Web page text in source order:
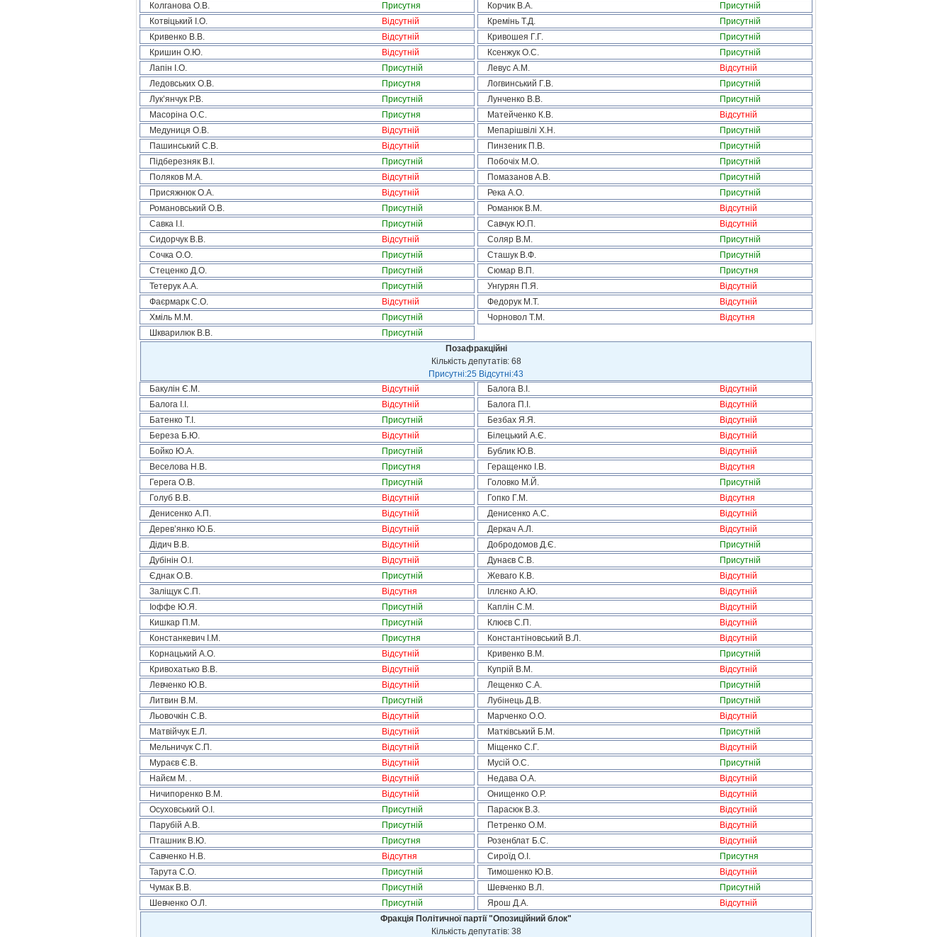
Колганова О.В.
Присутня Корчик В.А.
Присутній
Котвіцький І.О.
Відсутній Кремінь Т.Д.
Присутній
Кривенко В.В.
Відсутній Кривошея Г.Г.
Присутній
Кришин О.Ю.
Відсутній Ксенжук О.С.
Присутній
Лапін І.О.
Присутній Левус А.М.
Відсутній
Ледовських О.В.
Присутня Логвинський Г.В.
Присутній
Лук’янчук Р.В.
Присутній Лунченко В.В.
Присутній
Масоріна О.С.
Присутня Матейченко К.В.
Відсутній
Медуниця О.В.
Відсутній Мепарішвілі Х.Н.
Присутній
Пашинський С.В.
Відсутній Пинзеник П.В.
Присутній
Підберезняк В.І.
Присутній Побочіх М.О.
Присутній
Поляков М.А.
Відсутній Помазанов А.В.
Присутній
Присяжнюк О.А.
Відсутній Река А.О.
Присутній
Романовський О.В.
Присутній Романюк В.М.
Відсутній
Савка І.І.
Присутній Савчук Ю.П.
Відсутній
Сидорчук В.В.
Відсутній Соляр В.М.
Присутній
Сочка О.О.
Присутній Сташук В.Ф.
Присутній
Стеценко Д.О.
Присутній Сюмар В.П.
Присутня
Тетерук А.А.
Присутній Унгурян П.Я.
Відсутній
Фаєрмарк С.О.
Відсутній Федорук М.Т.
Відсутній
Хміль М.М.
Присутній Чорновол Т.М.
Відсутня
Шкварилюк В.В.
Присутній
Позафракційні
Кількість депутатів: 68
Присутні:25 Відсутні:43
Бакулін Є.М.
Відсутній Балога В.І.
Відсутній
Балога І.І.
Відсутній Балога П.І.
Відсутній
Батенко Т.І.
Присутній Безбах Я.Я.
Відсутній
Береза Б.Ю.
Відсутній Білецький А.Є.
Відсутній
Бойко Ю.А.
Присутній Бублик Ю.В.
Відсутній
Веселова Н.В.
Присутня Геращенко І.В.
Відсутня
Герега О.В.
Присутній Головко М.Й.
Присутній
Голуб В.В.
Відсутній Гопко Г.М.
Відсутня
Денисенко А.П.
Відсутній Денисенко А.С.
Відсутній
Дерев’янко Ю.Б.
Відсутній Деркач А.Л.
Відсутній
Дідич В.В.
Відсутній Добродомов Д.Є.
Присутній
Дубінін О.І.
Відсутній Дунаєв С.В.
Присутній
Єднак О.В.
Присутній Жеваго К.В.
Відсутній
Заліщук С.П.
Відсутня Іллєнко А.Ю.
Відсутній
Іоффе Ю.Я.
Присутній Каплін С.М.
Відсутній
Кишкар П.М.
Присутній Клюєв С.П.
Відсутній
Констанкевич І.М.
Присутня Константіновський В.Л.
Відсутній
Корнацький А.О.
Відсутній Кривенко В.М.
Присутній
Кривохатько В.В.
Відсутній Купрій В.М.
Відсутній
Левченко Ю.В.
Відсутній Лещенко С.А.
Присутній
Литвин В.М.
Присутній Лубінець Д.В.
Присутній
Льовочкін С.В.
Відсутній Марченко О.О.
Відсутній
Матвійчук Е.Л.
Відсутній Матківський Б.М.
Присутній
Мельничук С.П.
Відсутній Міщенко С.Г.
Відсутній
Мураєв Є.В.
Відсутній Мусій О.С.
Присутній
Найєм М. .
Відсутній Недава О.А.
Відсутній
Ничипоренко В.М.
Відсутній Онищенко О.Р.
Відсутній
Осуховський О.І.
Присутній Парасюк В.З.
Відсутній
Парубій А.В.
Присутній Петренко О.М.
Відсутній
Пташник В.Ю.
Присутня Розенблат Б.С.
Відсутній
Савченко Н.В.
Відсутня Сироїд О.І.
Присутня
Тарута С.О.
Присутній Тимошенко Ю.В.
Відсутній
Чумак В.В.
Присутній Шевченко В.Л.
Присутній
Шевченко О.Л.
Присутній Ярош Д.А.
Відсутній
Фракція Політичної партії "Опозиційний блок"
Кількість депутатів: 38